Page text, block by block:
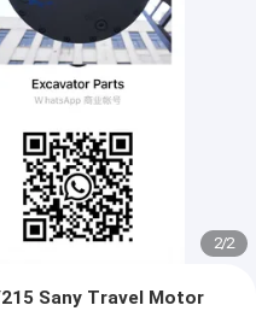
2/2
Sany Travel Motor